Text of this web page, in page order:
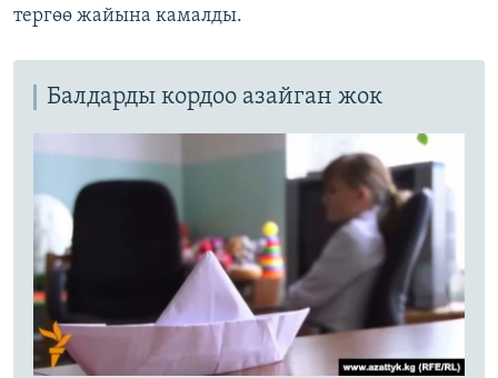
тергөө жайына камалды.
Балдарды кордоо азайган жок